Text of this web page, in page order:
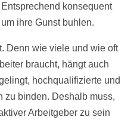
konsequent
ihre Gunst buhlen.
Denn wie viele und wie oft
braucht, hängt auch
hochqualifizierte und
zu binden. Deshalb muss,
Arbeitgeber zu sein